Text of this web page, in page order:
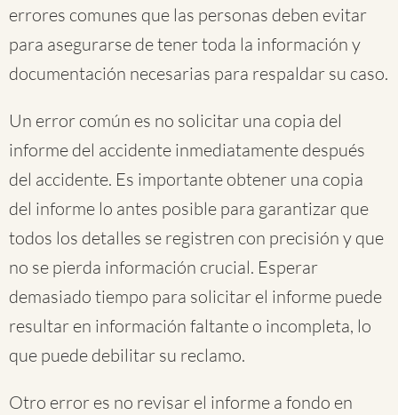
errores comunes que las personas deben evitar
para asegurarse de tener toda la información y
documentación necesarias para respaldar su caso.
Un error común es no solicitar una copia del
informe del accidente inmediatamente después
del accidente. Es importante obtener una copia
del informe lo antes posible para garantizar que
todos los detalles se registren con precisión y que
no se pierda información crucial. Esperar
demasiado tiempo para solicitar el informe puede
resultar en información faltante o incompleta, lo
que puede debilitar su reclamo.
Otro error es no revisar el informe a fondo en